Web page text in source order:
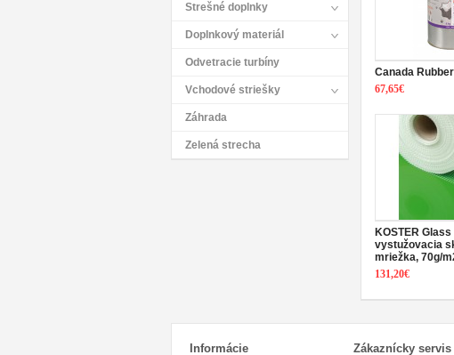
Strešné doplnky
Doplnkový materiál
Odvetracie turbíny
Vchodové striešky
Záhrada
Zelená strecha
Canada
67,65€
KOSTER
vystužovacia
mriežka, 70g/
131,20€
Informácie Zákaznícky servis